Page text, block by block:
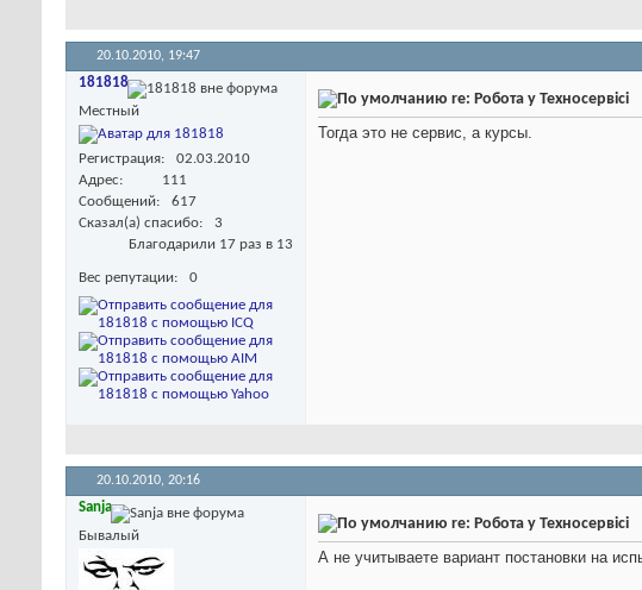
20.10.2010, 19:47
181818
Местный
Регистрация
02.03.2010
Адрес
111
Сообщений
617
Сказал(а) спасибо
3
Благодарили 17 раз в 13
Вес репутации 0
re: Робота у Техносервісі
Тогда это не сервис, а курсы.
20.10.2010, 20:16
Sanja
Бывалый
re: Робота у Техносервісі
А не учитываете вариант постановки на